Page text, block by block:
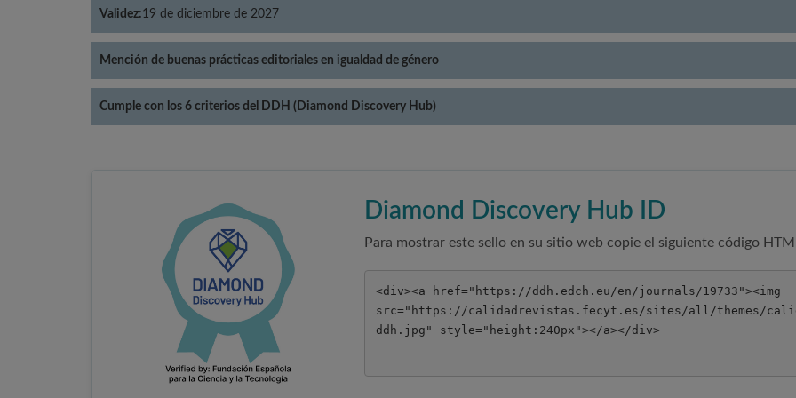
Validez:19 de diciembre de 2027
Mención de buenas prácticas editoriales en igualdad de género
Cumple con los 6 criterios del DDH (Diamond Discovery Hub)
Diamond Discovery Hub ID
Para mostrar este sello en su sitio web copie el siguiente código